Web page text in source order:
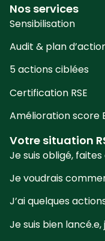
Nos services
Sensibilisation
Audit & plan
5 actions ciblées
Certification RSE
Amélioration score
Votre situation
Je suis obligé,
Je voudrais
J’ai quelques
Je suis bien